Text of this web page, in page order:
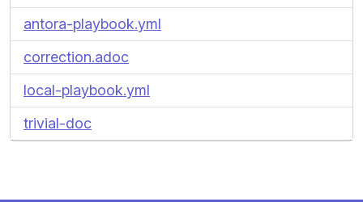
antora-playbook.yml
correction.adoc
local-playbook.yml
trivial-doc